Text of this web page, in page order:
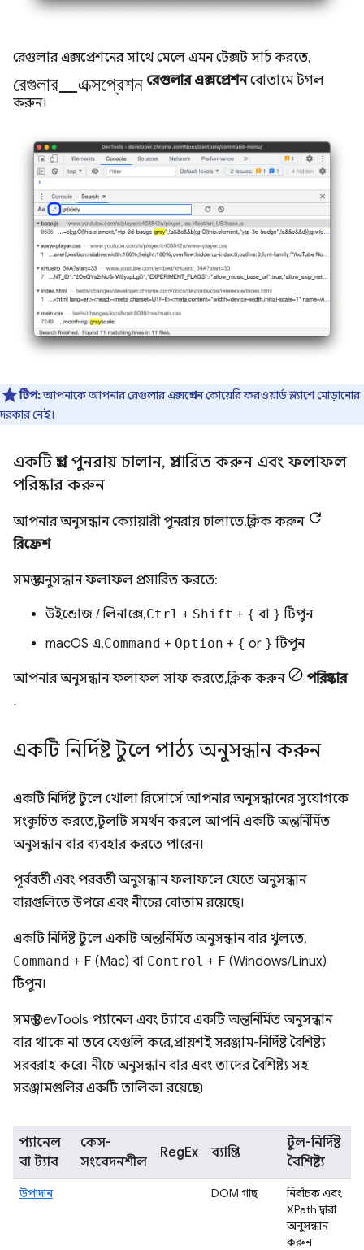
রেগুলার এক্সপ্রেশনের সাথে মেলে এমন টেক্সট সার্চ করতে,
রেগুলার_এক্সপ্রেশন রেগুলার এক্সপ্রেশনবোতামে টগল
করুন।
টিপ:আপনাকে আপনার রেগুলার এক্সপ্রেশন কোয়েরি ফরওয়ার্ড স্ল্যাশে মোড়ানোর
দরকার নেই।
একটি প্রশ্ন পুনরায় চালান, প্রসারিত করুন এবং ফলাফল
পরিষ্কার করুন
আপনার অনুসন্ধান ক্যোয়ারী পুনরায় চালাতে, ক্লিক করুন
রিফ্রেশ
সমস্ত অনুসন্ধান ফলাফল প্রসারিত করতে:
উইন্ডোজ / লিনাক্সে,Ctrl + Shift + { বা } টিপুন
macOS এ,Command + Option + { or } টিপুন
আপনার অনুসন্ধান ফলাফল সাফ করতে, ক্লিক করুন
পরিষ্কার
.
একটি নির্দিষ্ট টুলে পাঠ্য অনুসন্ধান করুন
একটি নির্দিষ্ট টুলে খোলা রিসোর্সে আপনার অনুসন্ধানের সুযোগকে
সংকুচিত করতে, টুলটি সমর্থন করলে আপনি একটি অন্তর্নির্মিত
অনুসন্ধান বার ব্যবহার করতে পারেন।
পূর্ববর্তী এবং পরবর্তী অনুসন্ধান ফলাফলে যেতে অনুসন্ধান
বারগুলিতে উপরে এবং নীচের বোতাম রয়েছে।
একটি নির্দিষ্ট টুলে একটি অন্তর্নির্মিত অনুসন্ধান বার খুলতে,
Command + F (Mac) বা Control + F (Windows/Linux)
টিপুন।
সমস্ত DevTools প্যানেল এবং ট্যাবে একটি অন্তর্নির্মিত অনুসন্ধান
বার থাকে না তবে যেগুলি করে, প্রায়শই সরঞ্জাম-নির্দিষ্ট বৈশিষ্ট্য
সরবরাহ করে। নীচে অনুসন্ধান বার এবং তাদের বৈশিষ্ট্য সহ
সরঞ্জামগুলির একটি তালিকা রয়েছে৷
প্যানেল
বা ট্যাব
কেস-
সংবেদনশীল
RegEx ব্যাপ্তি
টুল-নির্দিষ্ট
বৈশিষ্ট্য
উপাদান DOM গাছ
নির্বাচক এবং
XPath দ্বারা
অনুসন্ধান
করুন